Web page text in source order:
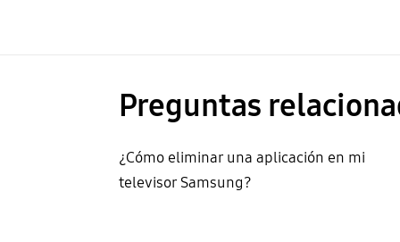
Preguntas
¿Cómo eliminar una aplicación en mi
televisor Samsung?